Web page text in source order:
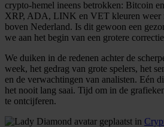
crypto-hemel ineens betrokken: Bitcoin
XRP, ADA, LINK en VET kleuren weer
boven Nederland. Is dit gewoon een
we aan het begin van een grotere
We duiken in de redenen achter de
week, het gedrag van grote spelers, het
en de verwachtingen van analisten. Eén
het nooit lang saai. Tijd om in de
te ontcijferen.
geplaatst in